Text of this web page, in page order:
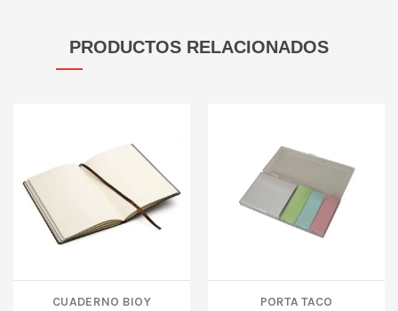
PRODUCTOS RELACIONADOS
CUADERNO BIOY PORTA TACO